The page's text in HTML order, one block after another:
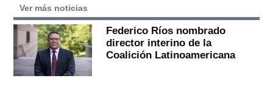
Ver más noticias
Federico Ríos nombrado
director interino de la
Coalición Latinoamericana